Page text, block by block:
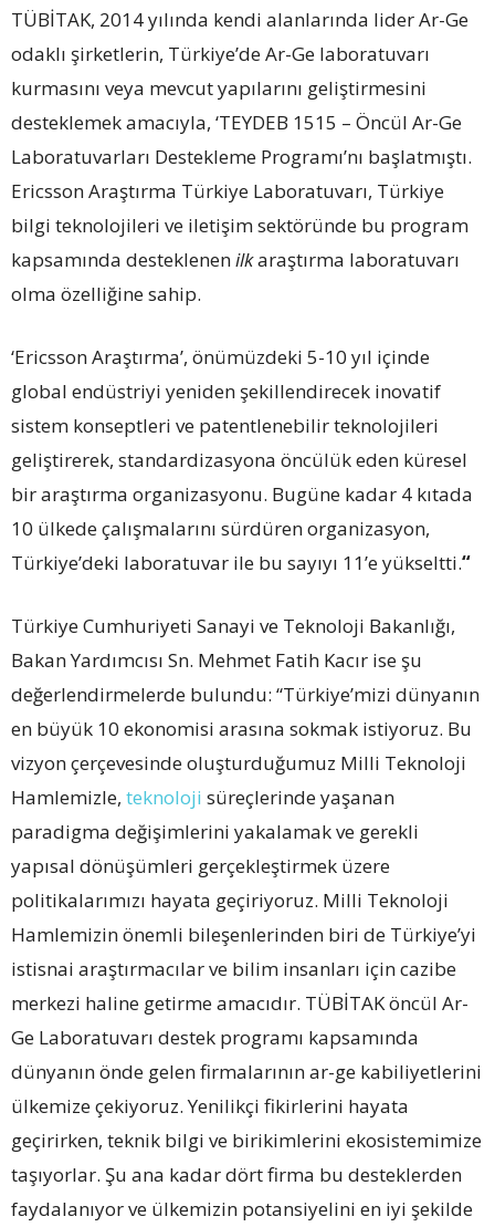
TÜBİTAK, 2014 yılında kendi alanlarında lider Ar-Ge
odaklı şirketlerin, Türkiye’de Ar-Ge laboratuvarı
kurmasını veya mevcut yapılarını geliştirmesini
desteklemek amacıyla, ‘TEYDEB 1515 – Öncül Ar-Ge
Laboratuvarları Destekleme Programı’nı başlatmıştı.
Ericsson Araştırma Türkiye Laboratuvarı, Türkiye
bilgi teknolojileri ve iletişim sektöründe bu program
kapsamında desteklenenilkaraştırma laboratuvarı
olma özelliğine sahip.
‘Ericsson Araştırma’, önümüzdeki 5-10 yıl içinde
global endüstriyi yeniden şekillendirecek inovatif
sistem konseptleri ve patentlenebilir teknolojileri
geliştirerek, standardizasyona öncülük eden küresel
bir araştırma organizasyonu. Bugüne kadar 4 kıtada
10 ülkede çalışmalarını sürdüren organizasyon,
Türkiye’deki laboratuvar ile bu sayıyı 11’e yükseltti.“
Türkiye Cumhuriyeti Sanayi ve Teknoloji Bakanlığı,
Bakan Yardımcısı Sn. Mehmet Fatih Kacır ise şu
değerlendirmelerde bulundu: “Türkiye’mizi dünyanın
en büyük 10 ekonomisi arasına sokmak istiyoruz. Bu
vizyon çerçevesinde oluşturduğumuz Milli Teknoloji
Hamlemizle, teknoloji süreçlerinde yaşanan
paradigma değişimlerini yakalamak ve gerekli
yapısal dönüşümleri gerçekleştirmek üzere
politikalarımızı hayata geçiriyoruz. Milli Teknoloji
Hamlemizin önemli bileşenlerinden biri de Türkiye’yi
istisnai araştırmacılar ve bilim insanları için cazibe
merkezi haline getirme amacıdır. TÜBİTAK öncül Ar-
Ge Laboratuvarı destek programı kapsamında
dünyanın önde gelen firmalarının ar-ge kabiliyetlerini
ülkemize çekiyoruz. Yenilikçi fikirlerini hayata
geçirirken, teknik bilgi ve birikimlerini ekosistemimize
taşıyorlar. Şu ana kadar dört firma bu desteklerden
faydalanıyor ve ülkemizin potansiyelini en iyi şekilde